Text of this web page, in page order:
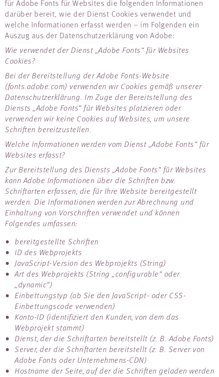
für Adobe Fonts für Websites die folgenden Informationen
darüber bereit, wie der Dienst Cookies verwendet und
welche Informationen erfasst werden – im Folgenden ein
Auszug aus der Datenschutzerklärung von Adobe:
Wie verwendet der Dienst „Adobe Fonts“ für Websites
Cookies?
Bei der Bereitstellung der Adobe Fonts-Website
(fonts.adobe.com) verwenden wir Cookies gemäß unserer
Datenschutzerklärung. Im Zuge der Bereitstellung des
Diensts „Adobe Fonts“ für Websites platzieren oder
verwenden wir keine Cookies auf Websites, um unsere
Schriften bereitzustellen.
Welche Informationen werden vom Dienst „Adobe Fonts“ für
Websites erfasst?
Zur Bereitstellung des Diensts „Adobe Fonts“ für Websites
kann Adobe Informationen über die Schriften bzw.
Schriftarten erfassen, die für Ihre Website bereitgestellt
werden. Die Informationen werden zur Abrechnung und
Einhaltung von Vorschriften verwendet und können
Folgendes umfassen:
bereitgestellte Schriften
ID des Webprojekts
JavaScript-Version des Webprojekts (String)
Art des Webprojekts (String „configurable“ oder
„dynamic“)
Einbettungstyp (ob Sie den JavaScript- oder CSS-
Einbettungscode verwenden)
Konto-ID (identifiziert den Kunden, von dem das
Webprojekt stammt)
Dienst, der die Schriftarten bereitstellt (z. B. Adobe Fonts)
Server, der die Schriftarten bereitstellt (z. B. Server von
Adobe Fonts oder Unternehmens-CDN)
Hostname der Seite, auf der die Schriften geladen werden